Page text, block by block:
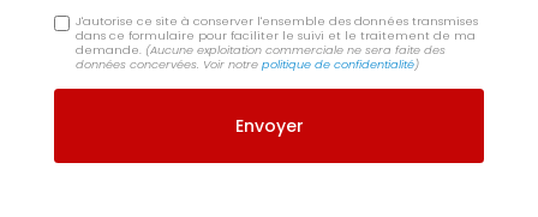
J'autorise ce site à conserver l'ensemble des données transmises
dans ce formulaire pour faciliter le suivi et le traitement de ma
demande. (Aucune exploitation commerciale ne sera faite des
données concervées. Voir notrepolitique de confidentialité)